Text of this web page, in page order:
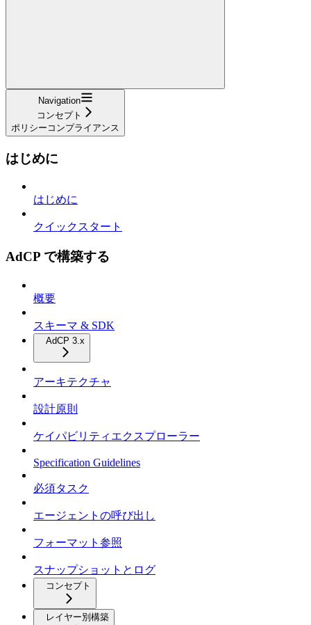
Navigation
コンセプト
ポリシーコンプライアンス
はじめに
はじめに
クイックスタート
AdCP で構築する
概要
スキーマ & SDK
AdCP 3.x
アーキテクチャ
設計原則
ケイパビリティエクスプローラー
Specification Guidelines
必須タスク
エージェントの呼び出し
フォーマット参照
スナップショットとログ
コンセプト
レイヤー別構築